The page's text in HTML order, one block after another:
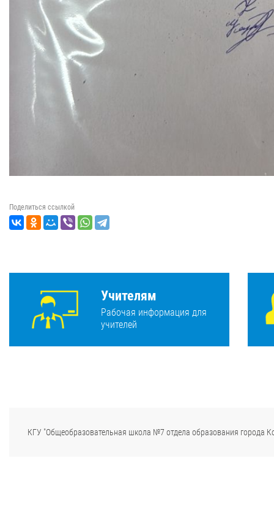
Поделиться ссылкой
Учителям
Рабочая информация для
учителей
КГУ "Общеобразовательная школа №7 отдела образования города